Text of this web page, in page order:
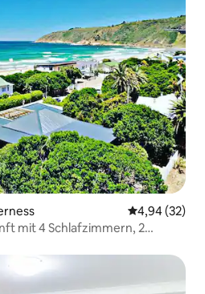
4,94 (32)
mit 4 Schlafzimmern, 2